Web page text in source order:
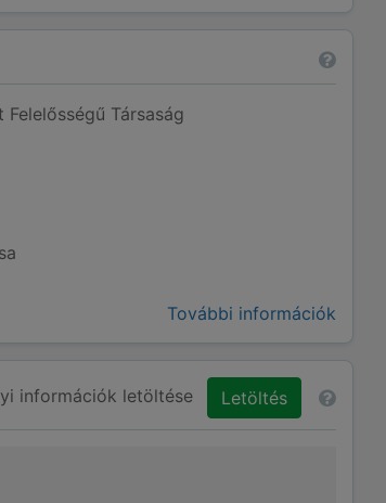
Felelősségű Társaság
További információk
információk letöltése Letöltés